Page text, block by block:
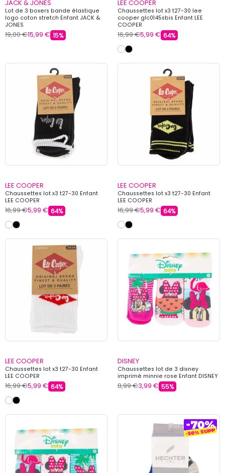
JACK & JONES
Lot de 3 boxers bande élastique
logo coton stretch Enfant JACK &
JONES
19,00 €15,99 € 15%
LEE COOPER
Chaussettes lot x3 t27-30 lee
cooper glc0145sbis Enfant LEE
COOPER
16,99 €5,99 € 64%
LEE COOPER
Chaussettes lot x3 t27-30 Enfant
LEE COOPER
16,99 €5,99 € 64%
LEE COOPER
Chaussettes lot x3 t27-30 Enfant
LEE COOPER
16,99 €5,99 € 64%
LEE COOPER
Chaussettes lot x3 t27-30 Enfant
LEE COOPER
16,99 €5,99 € 64%
DISNEY
Chaussettes lot de 3 disney
imprimé minnie rose Enfant DISNEY
8,99 €3,99 € 55%